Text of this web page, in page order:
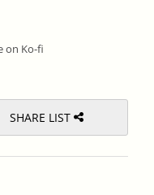
on Ko-fi
SHARE LIST